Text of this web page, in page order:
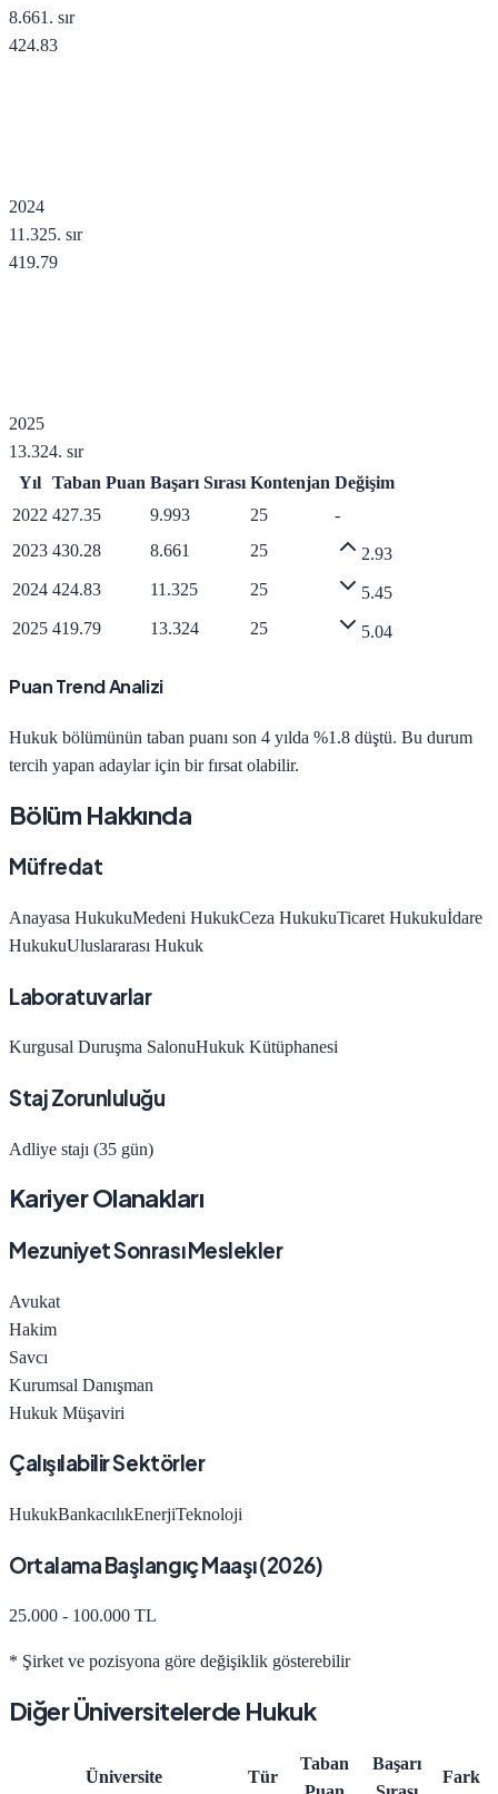
8.661 . sır
424.83
2024
11.325. sır
419.79
2025
13.324. sır
Yıl Taban Puan Başarı Sırası Kontenjan Değişim
2022 427.35 9.993 25
-
2023 430.28 8.661 25
2.93
2024 424.83 11.325 25
5.45
2025 419.79 13.324 25 5.04
Puan Trend Analizi
Hukuk bölümünün taban puanı son 4 yılda %1.8 düştü. Bu durum
tercih yapan adaylar için bir fırsat olabilir.
Bölüm Hakkında
Müfredat
Anayasa HukukuMedeni HukukCeza HukukuTicaret Hukukuİdare
HukukuUluslararası Hukuk
Laboratuvarlar
Kurgusal Duruşma SalonuHukuk Kütüphanesi
Staj Zorunluluğu
Adliye stajı (35 gün)
Kariyer Olanakları
Mezuniyet Sonrası Meslekler
Avukat
Hakim
Savcı
Kurumsal Danışman
Hukuk Müşaviri
Çalışılabilir Sektörler
HukukBankacılıkEnerjiTeknoloji
Ortalama Başlangıç Maaşı (2026)
25.000 - 100.000 TL
* Şirket ve pozisyona göre değişiklik gösterebilir
Diğer Üniversitelerde Hukuk
Üniversite Tür
Taban
Başarı
Fark